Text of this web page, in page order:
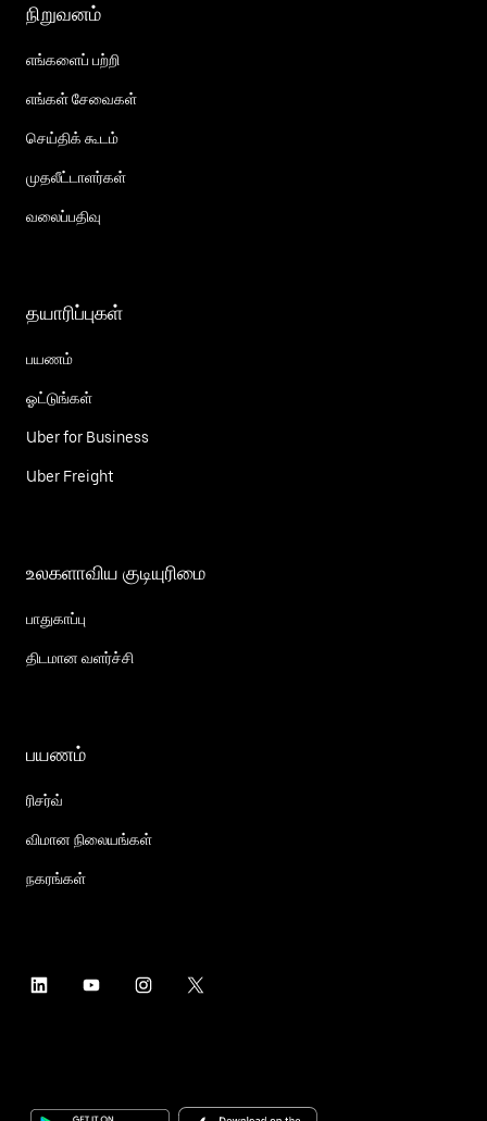
நிறுவனம்
எங்களைப் பற்றி
எங்கள் சேவைகள்
செய்திக் கூடம்
முதலீட்டாளர்கள்
வலைப்பதிவு
தயாரிப்புகள்
பயணம்
ஓட்டுங்கள்
Uber for Business
Uber Freight
உலகளாவிய குடியுரிமை
பாதுகாப்பு
திடமான வளர்ச்சி
பயணம்
ரிசர்வ்
விமான நிலையங்கள்
நகரங்கள்